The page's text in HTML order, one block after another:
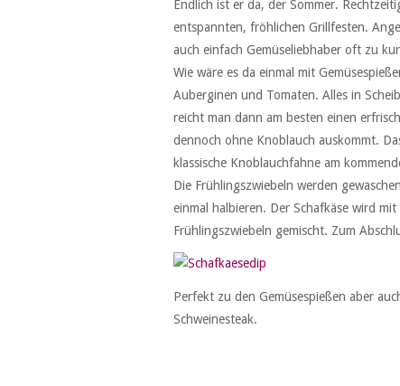
Endlich ist er da, der Sommer.
entspannten, fröhlichen Grillfesten.
auch einfach Gemüseliebhaber oft zu
Wie wäre es da einmal mit
Auberginen und Tomaten. Alles in
reicht man dann am besten einen
dennoch ohne Knoblauch auskommt.
klassische Knoblauchfahne am
Die Frühlingszwiebeln werden
einmal halbieren. Der Schafkäse wird
Frühlingszwiebeln gemischt. Zum
Perfekt zu den Gemüsespießen aber
Schweinesteak.